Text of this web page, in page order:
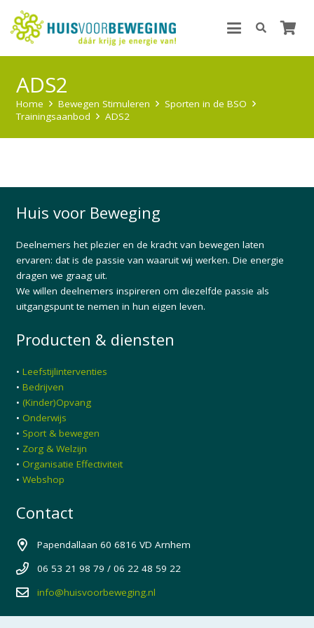
ADS2
Home Bewegen Stimuleren
Sporten in de BSO
Trainingsaanbod
ADS2
Huis voor Beweging
Deelnemers het plezier en de kracht van bewegen laten
ervaren: dat is de passie van waaruit wij werken. Die energie
dragen we graag uit.
We willen deelnemers inspireren om diezelfde passie als
uitgangspunt te nemen in hun eigen leven.
Producten & diensten
• Leefstijlinterventies
• Bedrijven
• (Kinder)Opvang
• Onderwijs
• Sport & bewegen
• Zorg & Welzijn
• Organisatie Effectiviteit
• Webshop
Contact
Papendallaan 60 6816 VD Arnhem
06 53 21 98 79 / 06 22 48 59 22
info@huisvoorbeweging.nl